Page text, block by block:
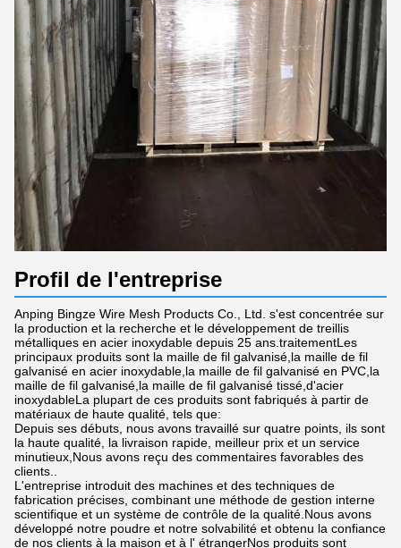
Profil de l'entreprise
Anping Bingze Wire Mesh Products Co., Ltd. s'est concentrée sur
la production et la recherche et le développement de treillis
métalliques en acier inoxydable depuis 25 ans.traitementLes
principaux produits sont la maille de fil galvanisé,la maille de fil
galvanisé en acier inoxydable,la maille de fil galvanisé en PVC,la
maille de fil galvanisé,la maille de fil galvanisé tissé,d'acier
inoxydableLa plupart de ces produits sont fabriqués à partir de
matériaux de haute qualité, tels que:
Depuis ses débuts, nous avons travaillé sur quatre points, ils sont
la haute qualité, la livraison rapide, meilleur prix et un service
minutieux,Nous avons reçu des commentaires favorables des
clients..
L'entreprise introduit des machines et des techniques de
fabrication précises, combinant une méthode de gestion interne
scientifique et un système de contrôle de la qualité.Nous avons
développé notre poudre et notre solvabilité et obtenu la confiance
de nos clients à la maison et à l' étrangerNos produits sont